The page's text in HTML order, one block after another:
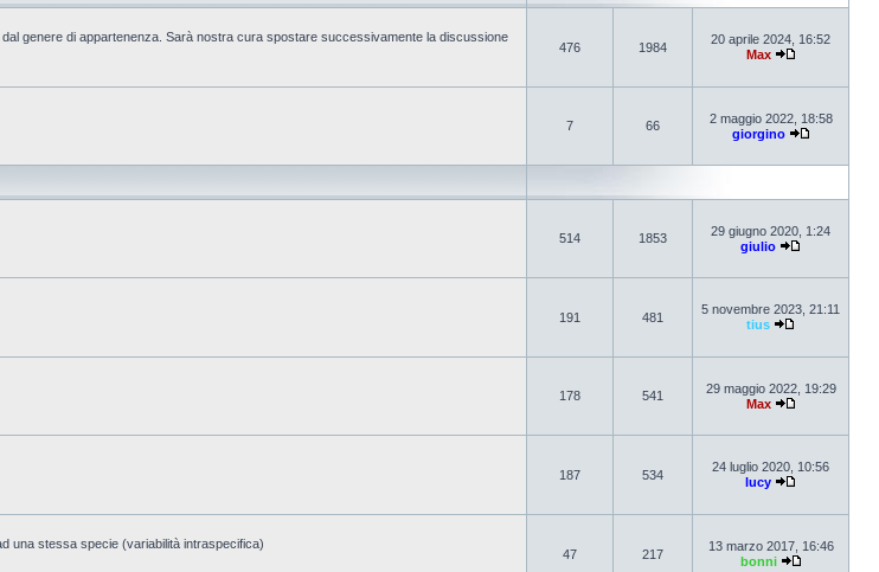
dal genere di appartenenza. Sarà nostra cura spostare successivamente la discussione
476 1984
20 aprile 2024, 16:52
Max
7 66
2 maggio 2022, 18:58
giorgino
514 1853
29 giugno 2020, 1:24
giulio
191 481
5 novembre 2023, 21:11
tius
178 541
29 maggio 2022, 19:29
Max
187 534
24 luglio 2020, 10:56
lucy
una stessa specie (variabilità intraspecifica)
47 217
13 marzo 2017, 16:46
bonni